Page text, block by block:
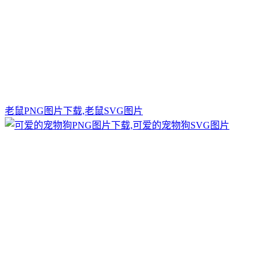
老鼠PNG图片下载,老鼠SVG图片